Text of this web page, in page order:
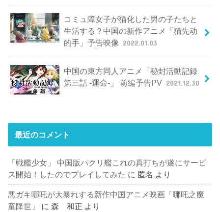
コミュ障女子が猫化した男の子たちと
生活する？中国の新作アニメ「猫先动
的手」予告映像
2022.01.03
中国の東方同人アニメ「秘封活動記録
第三話 -運命-」 前編予告PV 2021.12.30
最近のコメント
「戦艦少女」 中国版パクリ艦これの真打ちが遂にサービ
ス開始！したのでプレイしてみた に 匿名 より
悪ガキ哪吒が大暴れする新作中国アニメ映画「哪吒之魔
童降世」
に森 和正 より